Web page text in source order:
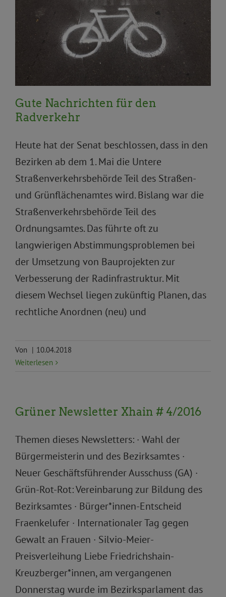
Aktuelles Verkehr und Mobilität
Gute Nachrichten für den
Radverkehr
Heute hat der Senat beschlossen, dass in den
Bezirken ab dem 1. Mai die Untere
Straßenverkehrsbehörde Teil des Straßen-
und Grünflächenamtes wird. Bislang war die
Straßenverkehrsbehörde Teil des
Ordnungsamtes. Das führte oft zu
langwierigen Abstimmungsproblemen bei
der Umsetzung von Bauprojekten zur
Verbesserung der Radinfrastruktur. Mit
diesem Wechsel liegen zukünftig Planen, das
rechtliche Anordnen (neu) und
Von | 10.04.2018
Weiterlesen
Grüner Newsletter Xhain # 4/2016
Themen dieses Newsletters: · Wahl der
Bürgermeisterin und des Bezirksamtes ·
Neuer Geschäftsführender Ausschuss (GA) ·
Grün-Rot-Rot: Vereinbarung zur Bildung des
Bezirksamtes · Bürger*innen-Entscheid
Fraenkelufer · Internationaler Tag gegen
Gewalt an Frauen · Silvio-Meier-
Preisverleihung Liebe Friedrichshain-
Kreuzberger*innen, am vergangenen
Donnerstag wurde im Bezirksparlament das